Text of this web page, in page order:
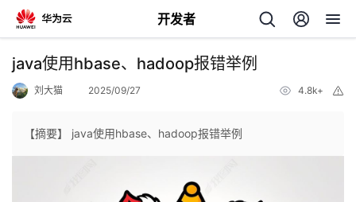
开发者
返
java使用hbase、hadoop报错举例
刘大猫 2025/09/27 4.8k+
【摘要】 java使用hbase、hadoop报错举例